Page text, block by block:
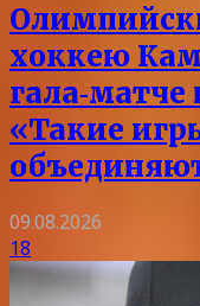
хоккею
«Такие
09.08.2026
18